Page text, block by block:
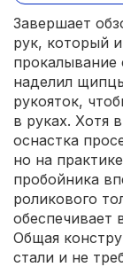
Завершает
рук, который
прокалывание
наделил
рукояток,
в руках. Хотя
оснастка
но на
пробойника
роликового
обеспечивает
Общая
стали и не